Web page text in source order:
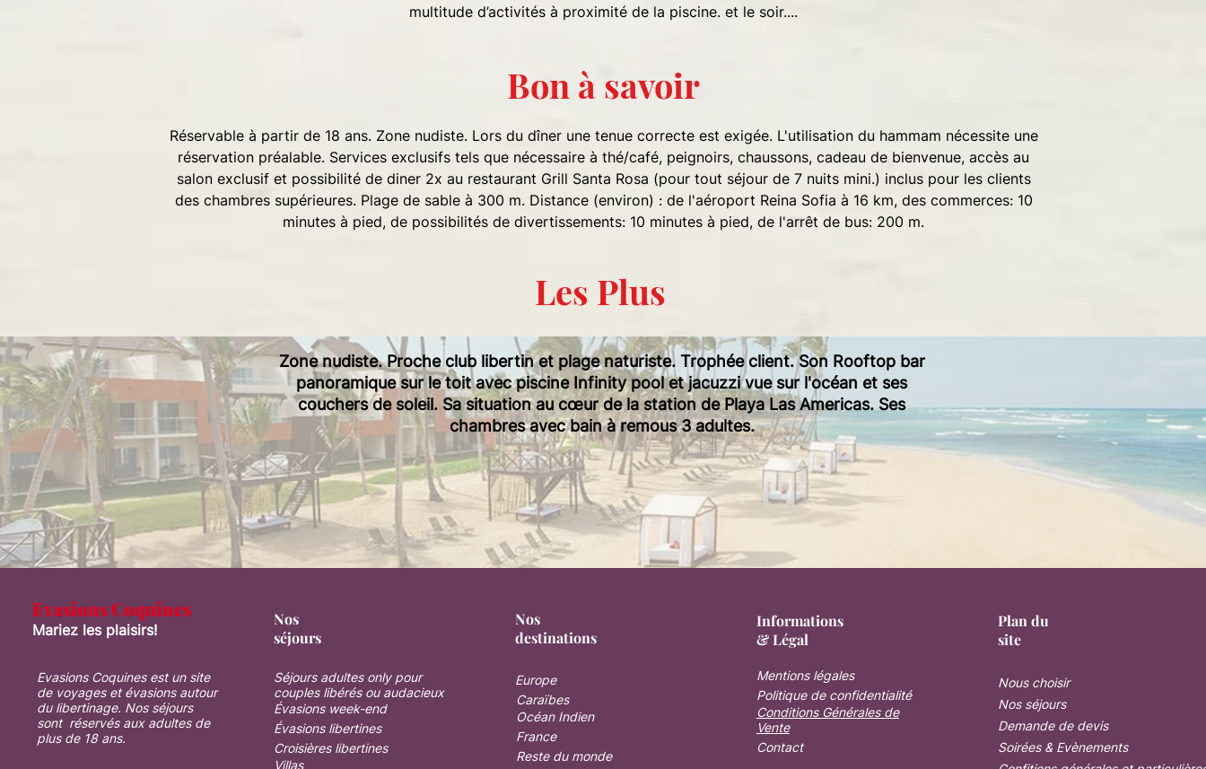
multitude d’activités à proximité de la piscine. et le soir....
Bon à savoir
Réservable à partir de 18 ans. Zone nudiste. Lors du dîner une tenue correcte est exigée. L'utilisation du hammam nécessite une
réservation préalable. Services exclusifs tels que nécessaire à thé/café, peignoirs, chaussons, cadeau de bienvenue, accès au
salon exclusif et possibilité de diner 2x au restaurant Grill Santa Rosa (pour tout séjour de 7 nuits mini.) inclus pour les clients
des chambres supérieures. Plage de sable à 300 m. Distance (environ) : de l'aéroport Reina Sofia à 16 km, des commerces: 10
minutes à pied, de possibilités de divertissements: 10 minutes à pied, de l'arrêt de bus: 200 m.
Les Plus
Zone nudiste. Proche club libertin et plage naturiste. Trophée client. Son Rooftop bar
panoramique sur le toit avec piscine Infinity pool et jacuzzi vue sur l'océan et ses
couchers de soleil. Sa situation au cœur de la station de Playa Las Americas. Ses
chambres avec bain à remous 3 adultes.
Evasions Coquines
Mariez les plaisirs!
Evasions Coquines est un site
de voyages et évasions autour
du libertinage. Nos séjours
sont réservés aux adultes de
plus de 18 ans.
Nos
séjours
Séjours adultes only pour
couples libérés ou audacieux
Évasions week-end
Évasions libertines
Croisières libertines
Villas
Nos
destinations
Europe
Caraïbes
Océan Indien
France
Reste du monde
Informations
& Légal
Mentions légales
Politique de confidentialité
Conditions Générales de
Vente
Contact
Plan du
site
Nous choisir
Nos séjours
Demande de devis
Soirées & Evènements